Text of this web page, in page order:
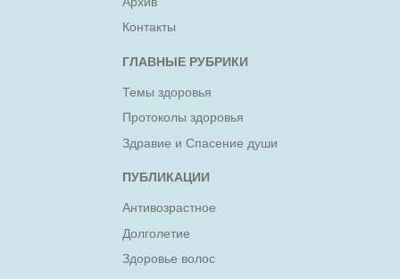
Контакты
ГЛАВНЫЕ РУБРИКИ
Темы здоровья
Протоколы здоровья
Здравие и Спасение души
ПУБЛИКАЦИИ
Антивозрастное
Долголетие
Здоровье волос